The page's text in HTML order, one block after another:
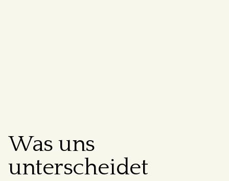
Was uns
unterscheidet